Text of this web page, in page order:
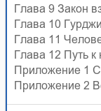
Глава 9 Закон
Глава 10
Глава 11
Глава 12 Путь
Приложение 1
Приложение 2